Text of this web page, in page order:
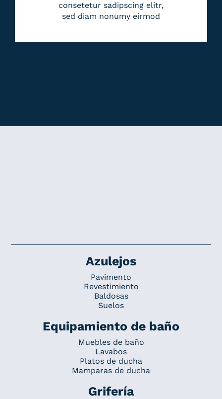
consetetur sadipscing elitr,
sed diam nonumy eirmod
Azulejos
Pavimento
Revestimiento
Baldosas
Suelos
Equipamiento de baño
Muebles de baño
Lavabos
Platos de ducha
Mamparas de ducha
Grifería